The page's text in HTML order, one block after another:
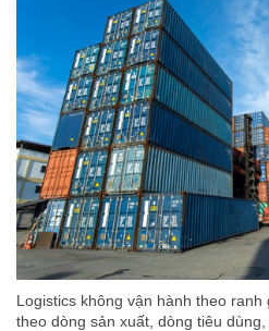
Logistics không vận hành theo
theo dòng sản xuất, dòng tiêu